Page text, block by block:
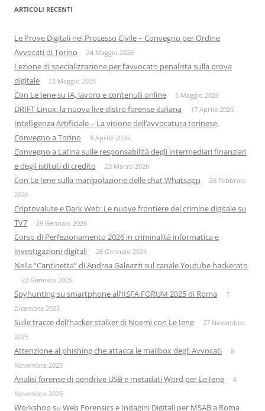
ARTICOLI RECENTI
Le Prove Digitali nel Processo Civile – Convegno per Ordine
Avvocati di Torino
24 Maggio 2026
Lezione di specializzazione per l’avvocato penalista sulla prova
digitale
22 Maggio 2026
Con Le Iene su IA, lavoro e contenuti online 5 Maggio 2026
DRIFT Linux: la nuova live distro forense italiana 17 Aprile 2026
Intelligenza Artificiale – La visione dell’avvocatura torinese,
Convegno a Torino
9 Aprile 2026
Convegno a Latina sulle responsabilità degli intermediari finanziari
e degli istituti di credito
23 Marzo 2026
Con Le Iene sulla manipolazione delle chat Whatsapp
26 Febbraio
2026
Criptovalute e Dark Web: Le nuove frontiere del crimine digitale su
TV7
29 Gennaio 2026
Corso di Perfezionamento 2026 in criminalità informatica e
investigazioni digitali
28 Gennaio 2026
Nella “Cantinetta” di Andrea Galeazzi sul canale Youtube hackerato
22 Gennaio 2026
Spyhunting su smartphone all’IISFA FORUM 2025 di Roma
7
Dicembre 2025
Sulle tracce dell’hacker stalker di Noemi con Le Iene
27 Novembre
2025
Attenzione al phishing che attacca le mailbox degli Avvocati
8
Novembre 2025
Analisi forense di pendrive USB e metadati Word per Le Iene
6
Novembre 2025
Workshop su Web Forensics e Indagini Digitali per MSAB a Roma